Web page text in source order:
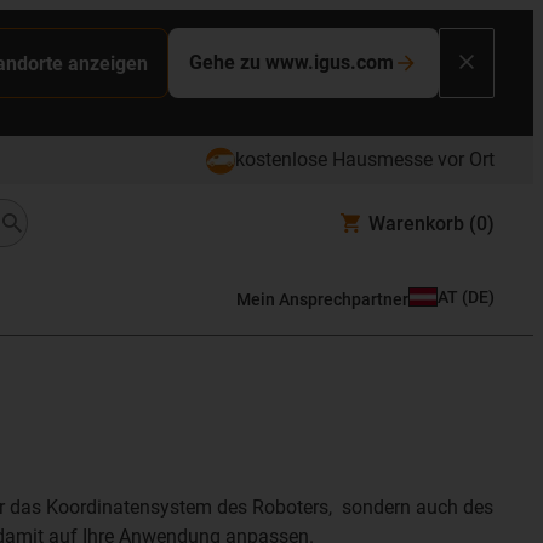
anzeigen Gehe zu www.igus.com
kostenlose Hausmesse vor Ort
Warenkorb (0)
Mein Ansprechpartner AT (DE)
Koordinatensystem des Roboters, sondern auch des
auf Ihre Anwendung anpassen.